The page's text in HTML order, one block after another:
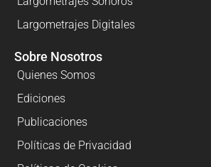
Largometrajes Digitales
Sobre Nosotros
Quienes Somos
Ediciones
Publicaciones
Políticas de Privacidad